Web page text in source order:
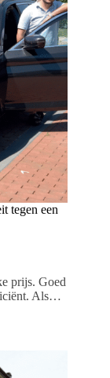
tegen een
prijs. Goed
Als…